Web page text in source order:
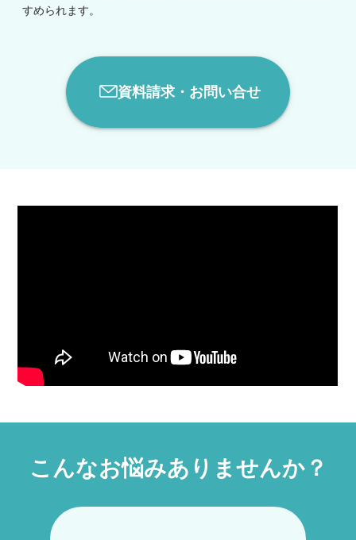
すめられます。
資料請求・お問い合せ
こんなお悩みありませんか？